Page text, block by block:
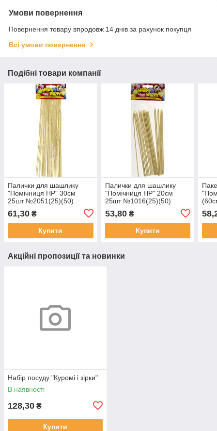
Умови повернення
Повернення товару впродовж 14 днів за рахунок покупця
Всі умови повернення
Подібні товари компанії
Палички для шашлику
"Помічниця НР" 30см
25шт №2051(25)(50)
61,30 ₴
Купити
Палички для шашлику
"Помічниця НР" 20см
25шт №1016(25)(50)
53,80₴
Купити
Акційні пропозиції та новинки
Набір посуду "Куромі і зірки"
В наявності
128,30 ₴
Купити